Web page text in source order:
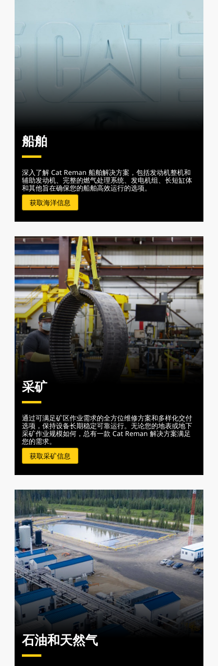
船舶
深入了解 Cat Reman 船舶解决方案，包括发动机整机和
辅助发动机、完整的燃气处理系统、发电机组、长短缸体
和其他旨在确保您的船舶高效运行的选项。
获取海洋信息
采矿
通过可满足矿区作业需求的全方位维修方案和多样化交付
选项，保持设备长期稳定可靠运行。无论您的地表或地下
采矿作业规模如何，总有一款 Cat Reman 解决方案满足
您的需求。
获取采矿信息
石油和天然气